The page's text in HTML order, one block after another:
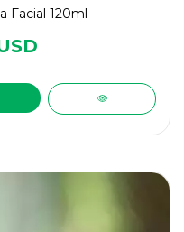
Facial 120ml